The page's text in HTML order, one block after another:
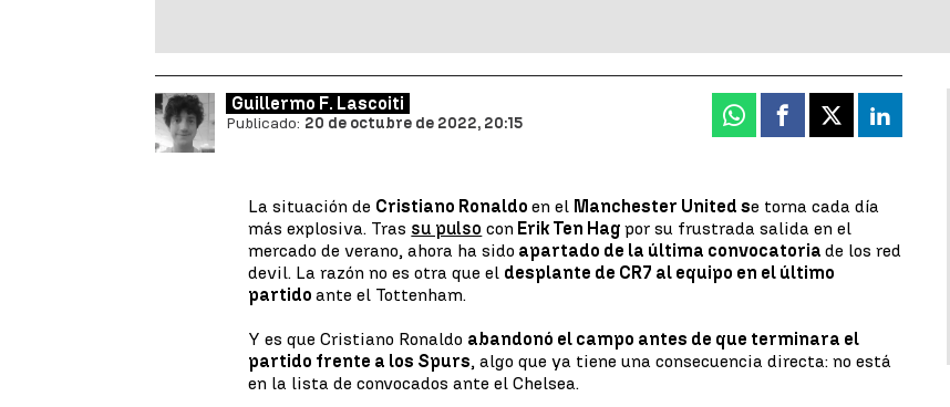
Guillermo F. Lascoiti
Publicado: 20 de octubre de 2022, 20:15 Whatsapp
Facebook
X Linkedin
La situación de Cristiano Ronaldoen el Manchester United se torna cada día
más explosiva. Tras su pulso con Erik Ten Hagpor su frustrada salida en el
mercado de verano, ahora ha sido apartado de la última convocatoriade los red
devil. La razón no es otra que el desplante de CR7 al equipo en el último
partidoante el Tottenham.
Y es que Cristiano Ronaldo abandonó el campo antes de que terminara el
partido frente a los Spurs, algo que ya tiene una consecuencia directa: no está
en la lista de convocados ante el Chelsea.